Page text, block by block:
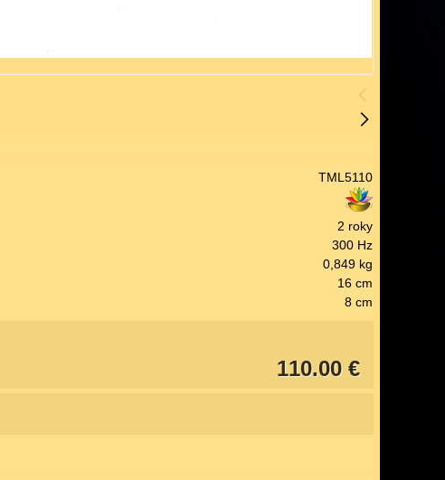
TML5110
2 roky
300 Hz
0,849 kg
16 cm
8 cm
110.00 €